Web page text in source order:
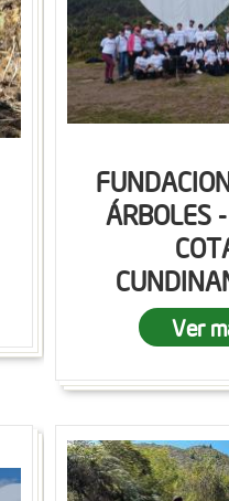
ÁRBOLES
Ver